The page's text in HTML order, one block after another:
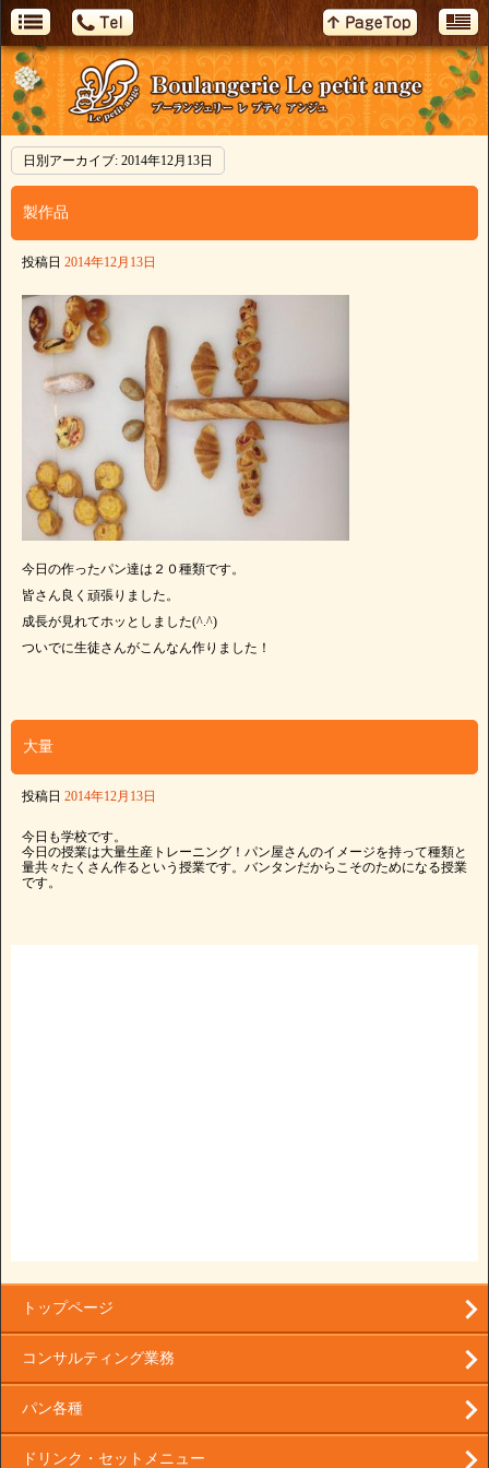
日別アーカイブ: 2014年12月13日
製作品
投稿日 2014年12月13日
今日の作ったパン達は２０種類です。
皆さん良く頑張りました。
成長が見れてホッとしました(^.^)
ついでに生徒さんがこんなん作りました！
大量
投稿日 2014年12月13日
今日も学校です。
今日の授業は大量生産トレーニング！パン屋さんのイメージを持って種類と
量共々たくさん作るという授業です。バンタンだからこそのためになる授業
です。
トップページ
コンサルティング業務
パン各種
ドリンク・セットメニュー